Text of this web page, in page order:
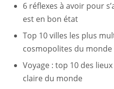
6 réflexes à avoir pour
est en bon état
Top 10 villes les plus
cosmopolites du monde
Voyage : top 10 des
claire du monde